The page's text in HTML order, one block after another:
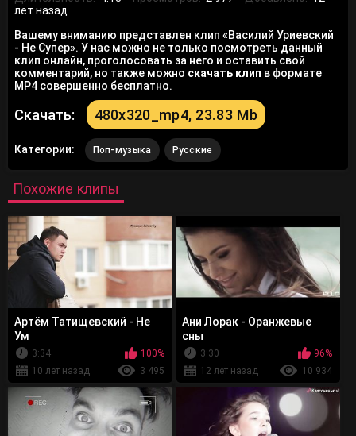
лет назад
Вашему вниманию представлен клип «Василий Уриевский
- Не Супер». У нас можно не только посмотреть данный
клип онлайн, проголосовать за него и оставить свой
комментарий, но также можно скачать клип в формате
MP4 совершенно бесплатно.
Скачать: 480x320_mp4, 23.83 Mb
Категории: Поп-музыка Русские
Похожие клипы
Артём Татищевский - Не
Ум
3:34
100%
10 лет назад
3 495
Ани Лорак - Оранжевые
сны
3:30
96%
12 лет назад
10 934